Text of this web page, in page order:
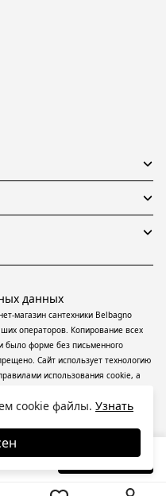
-34% В корзину
магазин сантехники Belbagno
операторов. Копирование всех
было форме без письменного
Сайт использует технологию
использования cookie, а
(информационные
сбора, систематизации и
пользователей сети
Федерации).
данных
cookie файлы. Узнать